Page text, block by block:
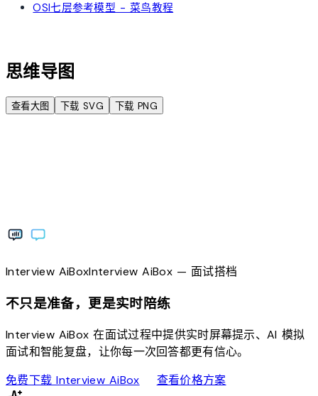
OSI七层参考模型 - 菜鸟教程
思维导图
查看大图 下载 SVG 下载 PNG
Interview AiBoxInterviewAiBox— 面试搭档
不只是准备，更是实时陪练
Interview AiBox 在面试过程中提供实时屏幕提示、AI 模拟
面试和智能复盘，让你每一次回答都更有信心。
免费下载 Interview AiBoxdownload查看价格方案sell